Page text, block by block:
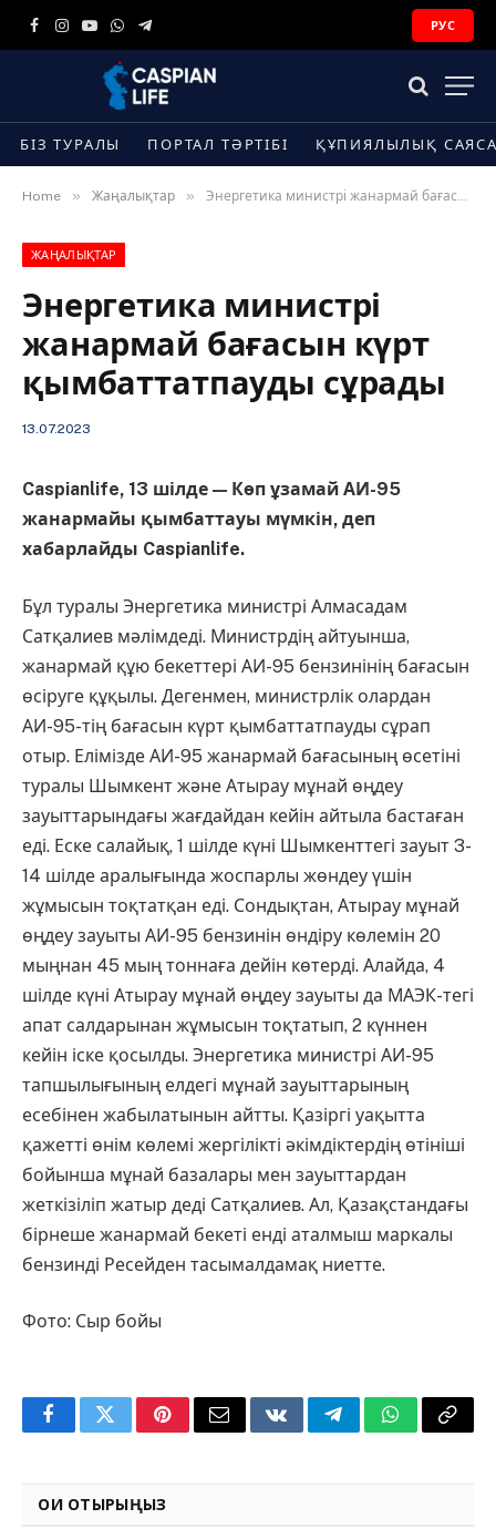
Facebook
Instagram
YouTube
WhatsApp
Telegram
РУС
БІЗ ТУРАЛЫ ПОРТАЛ ТӘРТІБІ ҚҰПИЯЛЫЛЫҚ
Home » Жаңалықтар » Энергетика министрі жанармай бағасын күрт қымбаттатпауды сұрады
ЖАҢАЛЫҚТАР
Энергетика министрі
жанармай бағасын күрт
қымбаттатпауды сұрады
13.07.2023
Caspianlife, 13 шілде — Көп ұзамай АИ-95
жанармайы қымбаттауы мүмкін, деп
хабарлайды Caspianlife.
Бұл туралы Энергетика министрі Алмасадам
Сатқалиев мәлімдеді. Министрдің айтуынша,
жанармай құю бекеттері АИ-95 бензинінің бағасын
өсіруге құқылы. Дегенмен, министрлік олардан
АИ-95-тің бағасын күрт қымбаттатпауды сұрап
отыр. Елімізде АИ-95 жанармай бағасының өсетіні
туралы Шымкент және Атырау мұнай өңдеу
зауыттарындағы жағдайдан кейін айтыла бастаған
еді. Еске салайық, 1 шілде күні Шымкенттегі зауыт 3-
14 шілде аралығында жоспарлы жөндеу үшін
жұмысын тоқтатқан еді. Сондықтан, Атырау мұнай
өңдеу зауыты АИ-95 бензинін өндіру көлемін 20
мыңнан 45 мың тоннаға дейін көтерді. Алайда, 4
шілде күні Атырау мұнай өңдеу зауыты да МАЭК-тегі
апат салдарынан жұмысын тоқтатып, 2 күннен
кейін іске қосылды. Энергетика министрі АИ-95
тапшылығының елдегі мұнай зауыттарының
есебінен жабылатынын айтты. Қазіргі уақытта
қажетті өнім көлемі жергілікті әкімдіктердің өтініші
бойынша мұнай базалары мен зауыттардан
жеткізіліп жатыр деді Сатқалиев. Ал, Қазақстандағы
бірнеше жанармай бекеті енді аталмыш маркалы
бензинді Ресейден тасымалдамақ ниетте.
Фото: Сыр бойы
FacebookTwitterPinterestEmail VKontakteTelegramWhatsApp
Copy
ОҚИ ОТЫРЫҢЫЗ